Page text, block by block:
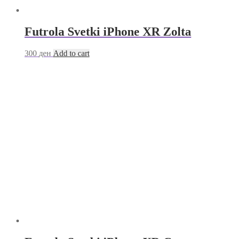
Futrola Svetki iPhone XR Zolta
300 ден Add to cart